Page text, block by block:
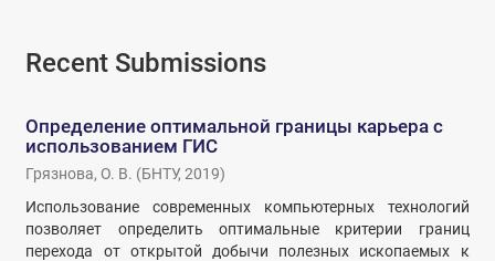
Recent Submissions
Определение оптимальной границы карьера с
использованием ГИС
Грязнова, О. В. (БНТУ,2019)
Использование современных компьютерных технологий
позволяет определить оптимальные критерии границ
перехода от открытой добычи полезных ископаемых к